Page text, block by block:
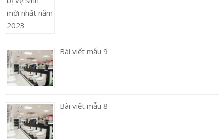
Bài viết mẫu 9
Bài viết mẫu 8